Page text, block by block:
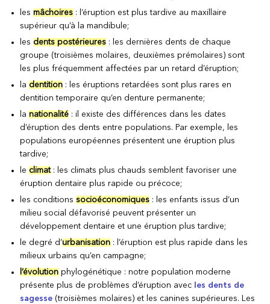
lesmâchoires : l’éruption est plus tardive au maxillaire
supérieur qu’à la mandibule;
les dents postérieures : les dernières dents de chaque
groupe (troisièmes molaires, deuxièmes prémolaires) sont
les plus fréquemment affectées par un retard d’éruption;
la dentition : les éruptions retardées sont plus rares en
dentition temporaire qu’en denture permanente;
lanationalité : il existe des différences dans les dates
d’éruption des dents entre populations. Par exemple, les
populations européennes présentent une éruption plus
tardive;
le climat: les climats plus chauds semblent favoriser une
éruption dentaire plus rapide ou précoce;
les conditionssocioéconomiques : les enfants issus d’un
milieu social défavorisé peuvent présenter un
développement dentaire et une éruption plus tardive;
le degré d’urbanisation : l’éruption est plus rapide dans les
milieux urbains qu’en campagne;
l’évolution phylogénétique : notre population moderne
présente plus de problèmes d’éruption avec
les dents de
sagesse (troisièmes molaires) et les canines supérieures. Les